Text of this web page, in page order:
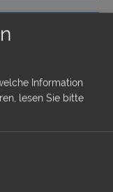
Information
lesen Sie bitte